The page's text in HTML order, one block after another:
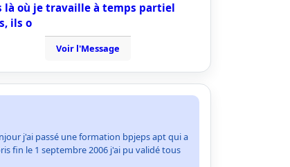
là où je travaille à temps partiel
ils o
Voir l'Message
j'ai passé une formation bpjeps apt qui a
fin le 1 septembre 2006 j'ai pu validé tous